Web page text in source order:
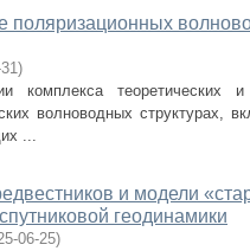
поляризационных
)
теоретических и
волноводных структурах,
...
и модели
геодинамики
06-25)